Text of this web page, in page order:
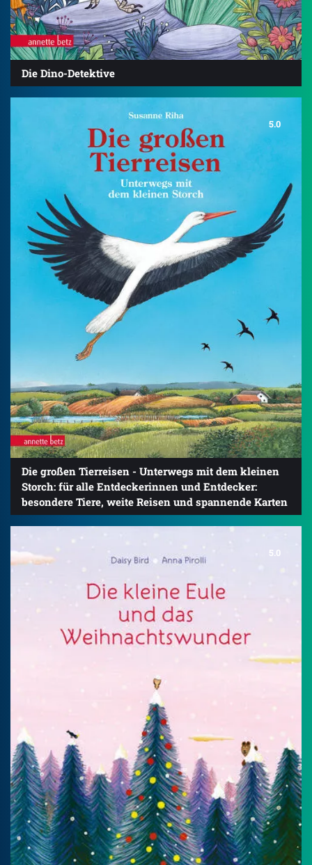
Die Dino-Detektive
5.0
Die großen Tierreisen - Unterwegs mit dem kleinen
Storch: für alle Entdeckerinnen und Entdecker:
besondere Tiere, weite Reisen und spannende Karten
5.0